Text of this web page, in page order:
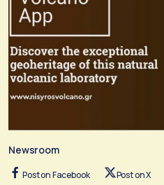
Newsroom
Post on Facebook Post on X